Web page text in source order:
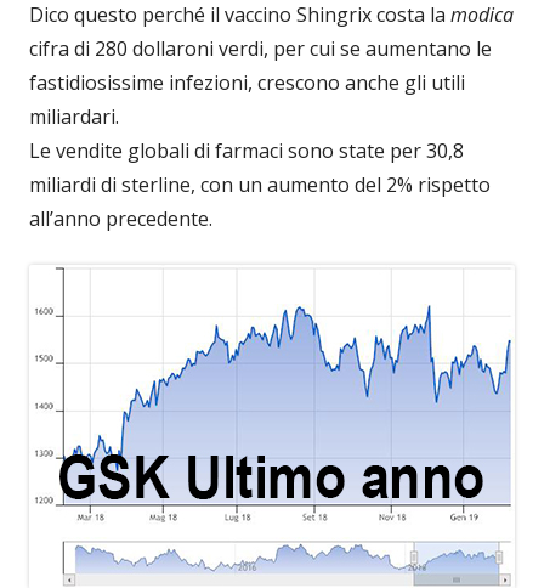
Dico questo perché il vaccino Shingrix costa la modica
cifra di 280 dollaroni verdi, per cui se aumentano le
fastidiosissime infezioni, crescono anche gli utili
miliardari.
Le vendite globali di farmaci sono state per 30,8
miliardi di sterline, con un aumento del 2% rispetto
all’anno precedente.